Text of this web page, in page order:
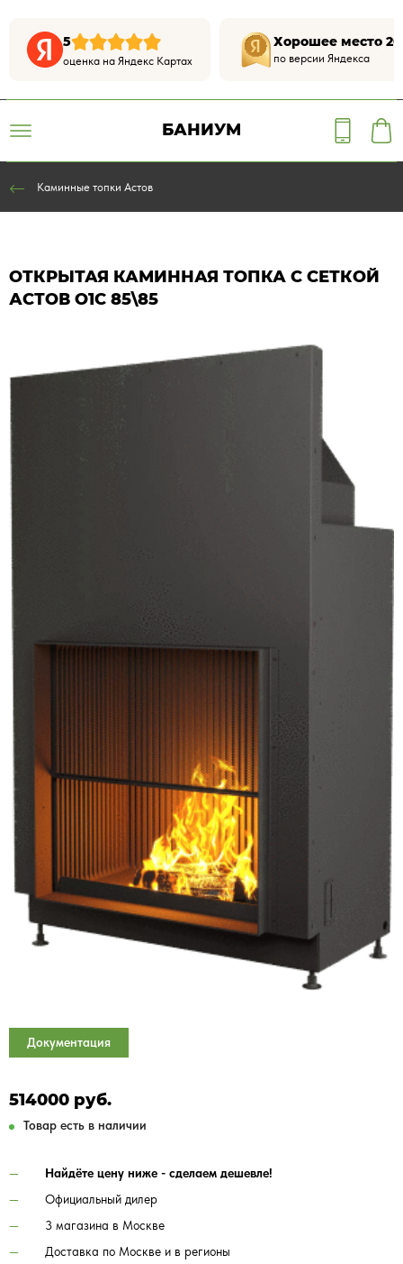
5
оценка на Яндекс Картах
Хорошее место
по версии Яндекса
БАНИУМ
Каминные топки Астов
ОТКРЫТАЯ КАМИННАЯ ТОПКА С СЕТКОЙ
АСТОВ О1С 85\85
Документация
514000 руб.
Товар есть в наличии
Найдёте цену ниже - сделаем дешевле!
Официальный дилер
3 магазина в Москве
Доставка по Москве и в регионы